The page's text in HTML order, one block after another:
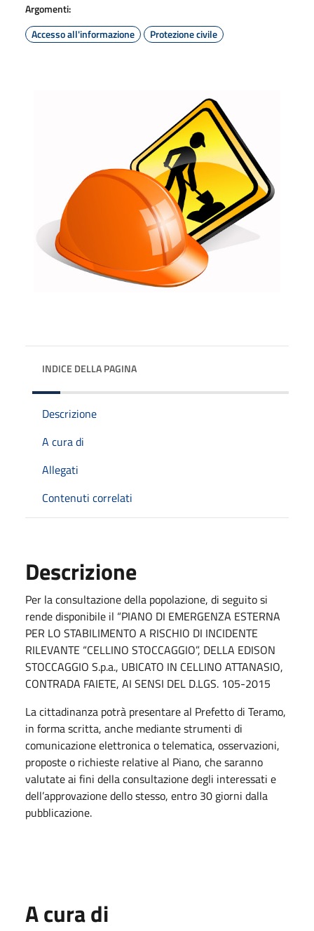
Argomenti:
Accesso all'informazione
Protezione civile
INDICE DELLA PAGINA
Descrizione
A cura di
Allegati
Contenuti correlati
Descrizione
Per la consultazione della popolazione, di seguito si
rende disponibile il “PIANO DI EMERGENZA ESTERNA
PER LO STABILIMENTO A RISCHIO DI INCIDENTE
RILEVANTE “CELLINO STOCCAGGIO”, DELLA EDISON
STOCCAGGIO S.p.a., UBICATO IN CELLINO ATTANASIO,
CONTRADA FAIETE, AI SENSI DEL D.LGS. 105-2015
La cittadinanza potrà presentare al Prefetto di Teramo,
in forma scritta, anche mediante strumenti di
comunicazione elettronica o telematica, osservazioni,
proposte o richieste relative al Piano, che saranno
valutate ai fini della consultazione degli interessati e
dell’approvazione dello stesso, entro 30 giorni dalla
pubblicazione.
A cura di